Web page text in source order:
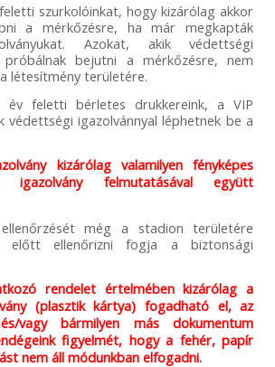
szurkolóinkat, hogy kizárólag akkor
a mérkőzésre, ha már megkapták
Azokat, akik védettségi
próbálnak bejutni a mérkőzésre, nem
létesítmény területére.
év feletti bérletes drukkereink, a VIP
védettségi igazolvánnyal léphetnek be a
kizárólag valamilyen fényképes
igazolvány felmutatásával együtt
még a stadion területére
előtt ellenőrizni fogja a biztonsági
rendelet értelmében kizárólag a
(plasztik kártya) fogadható el, az
vagy bármilyen más dokumentum
figyelmét, hogy a fehér, papír
nem áll módunkban elfogadni.